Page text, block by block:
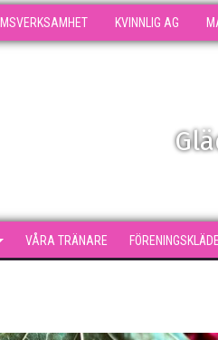
KVINNLIG AG
VÅRA TRÄNARE